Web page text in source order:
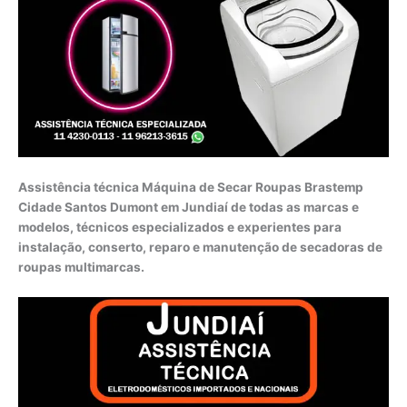
Assistência técnica Máquina de Secar Roupas Brastemp
Cidade Santos Dumont em Jundiaí de todas as marcas e
modelos, técnicos especializados e experientes para
instalação, conserto, reparo e manutenção de secadoras de
roupas multimarcas.